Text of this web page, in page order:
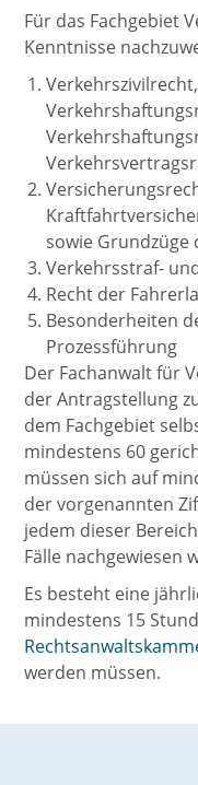
Für das Fachgebiet
Kenntnisse
sowie
Verkehrsstraf-
Recht der
Besonderheiten
Prozessführung
Der Fachanwalt für
der Antragstellung
dem Fachgebiet
mindestens 60
müssen sich auf
der vorgenannten
jedem dieser
Fälle nachgewiesen
Es besteht eine
mindestens 15
werden müssen.